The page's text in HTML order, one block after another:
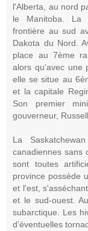
l'Alberta, au nord
le Manitoba. La
frontière au sud
Dakota du Nord.
place au 7ème
alors qu’avec
elle se situe au
et la capitale
Son premier
gouverneur,
La
canadiennes sans
sont toutes
province possède
et l'est,
et le sud-ouest.
subarctique. Les
d’éventuelles